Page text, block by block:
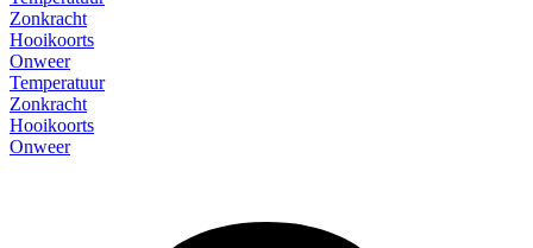
Zonkracht
Hooikoorts
Onweer
Temperatuur
Zonkracht
Hooikoorts
Onweer